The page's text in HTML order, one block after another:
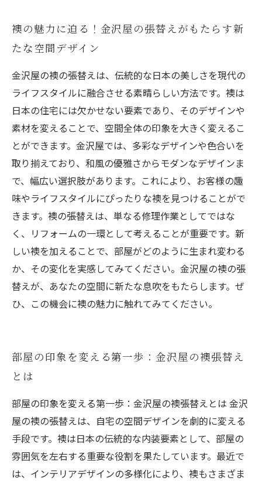
ツ
リフォームの新しい形：襖の張替えで生まれ変
わるインテリア
実際のお客様の事例紹介：襖張替えで変化した
事例
あなたの部屋も劇的変身！金沢屋の襖張替えの
すすめ
襖の魅力に迫る！金沢屋の張替えがもたらす新
たな空間デザイン
金沢屋の襖の張替えは、伝統的な日本の美しさを現代の
ライフスタイルに融合させる素晴らしい方法です。襖は
日本の住宅には欠かせない要素であり、そのデザインや
素材を変えることで、空間全体の印象を大きく変えるこ
とができます。金沢屋では、多彩なデザインや色合いを
取り揃えており、和風の優雅さからモダンなデザインま
で、幅広い選択肢があります。これにより、お客様の趣
味やライフスタイルにぴったりな襖を見つけることがで
きます。襖の張替えは、単なる修理作業としてではな
く、リフォームの一環として考えることが重要です。新
しい襖を加えることで、部屋がどのように生まれ変わる
か、その変化を実感してみてください。金沢屋の襖の張
替えが、あなたの空間に新たな息吹をもたらします。ぜ
ひ、この機会に襖の魅力に触れてみてください。
部屋の印象を変える第一歩：金沢屋の襖張替え
とは
部屋の印象を変える第一歩：金沢屋の襖張替えとは 金沢
屋の襖の張替えは、自宅の空間デザインを劇的に変える
手段です。襖は日本の伝統的な内装要素として、部屋の
雰囲気を左右する重要な役割を果たしています。最近で
は、インテリアデザインの多様化により、襖もさまざま